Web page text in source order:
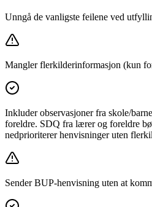
Unngå de vanligste feilene ved
Mangler flerkilderinformasjon (kun
Inkluder observasjoner fra skole/
foreldre. SDQ fra lærer og foreldre
nedprioriterer henvisninger uten
Sender BUP-henvisning uten at